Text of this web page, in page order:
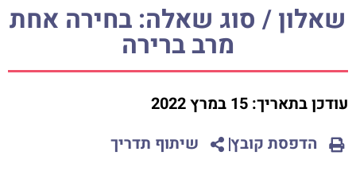
שאלון / סוג שאלה: בחירה אחת
מרב ברירה
עודכן בתאריך:15 במרץ 2022
הדפסת קובץ
שיתוף תדריך